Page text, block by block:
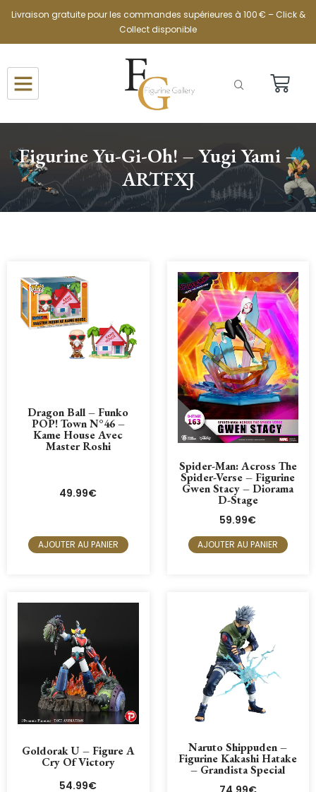
Livraison gratuite pour les commandes supérieures à 100 € – Click &
Collect disponible
Figurine Yu-Gi-Oh! – Yugi Yami –
ARTFXJ
Dragon Ball – Funko
POP! Town N°46 –
Kame House Avec
Master Roshi
49.99€
AJOUTER AU PANIER
Spider-Man: Across The
Spider-Verse – Figurine
Gwen Stacy – Diorama
D-Stage
59.99€
AJOUTER AU PANIER
Goldorak U – Figure A
Cry Of Victory
54.99€
Naruto Shippuden –
Figurine Kakashi Hatake
– Grandista Special